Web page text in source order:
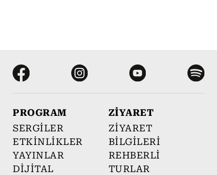
PROGRAM
SERGİLER
ETKİNLİKLER
YAYINLAR
DİJİTAL
ZİYARET
ZİYARET
BİLGİLERİ
REHBERLİ
TURLAR